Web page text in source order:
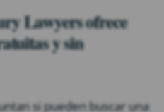
Lawyers ofrece
y sin
si pueden buscar una